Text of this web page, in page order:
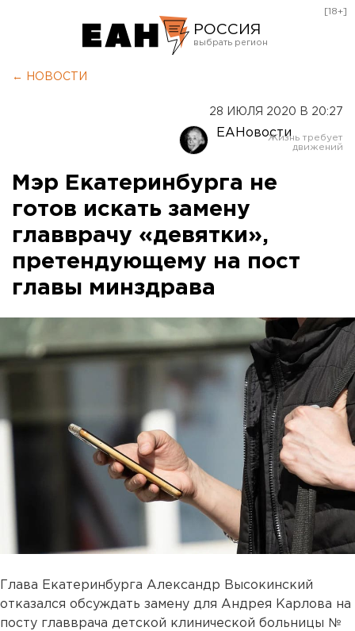
РОССИЯ
Оренбург
[18+]
← НОВОСТИ
28 ИЮЛЯ 2020 В 20:27
ЕАНовости
Мэр Екатеринбурга не
готов искать замену
главврачу «девятки»,
претендующему на пост
главы минздрава
Глава Екатеринбурга Александр Высокинский
отказался обсуждать замену для Андрея Карлова на
посту главврача детской клинической больницы №